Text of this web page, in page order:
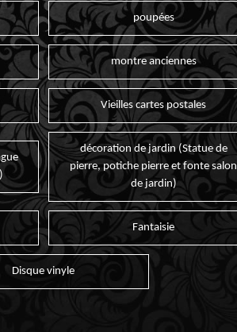
poupées
montre anciennes
Vieilles cartes postales
décoration de jardin (Statue de
pierre, potiche pierre et fonte salon
de jardin)
Fantaisie
Disque vinyle